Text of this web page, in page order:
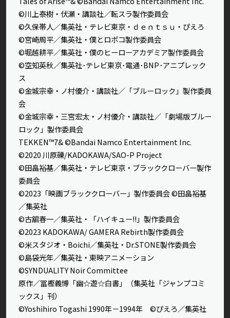
©川上泰樹・伏瀬・講談社／転スラ製作委員会
©久保帯人／集英社・テレビ東京・ｄｅｎｔｓｕ・ぴえろ
©宮崎周平／集英社・僕とロボコ製作委員会
©堀越耕平／集英社・僕のヒーローアカデミア製作委員会
©空知英秋／集英社･テレビ東京･電通･BNP･アニプレック
ス
©金城宗幸・ノ村優介・講談社／「ブルーロック」製作委員
会
©金城宗幸・三宮宏太・ノ村優介・講談社／「劇場版ブルー
ロック」製作委員会
TEKKEN™7& ©Bandai Namco Entertainment Inc.
©2020 川原礫/KADOKAWA/SAO-P Project
©田畠裕基／集英社・テレビ東京・ブラッククローバー製作
委員会
©2023「映画ブラッククローバー」製作委員会 ©田畠裕基
／集英社
©古舘春一／集英社・「ハイキュー!!」製作委員会
©2023 KADOKAWA/ GAMERA Rebirth製作委員会
©米スタジオ・Boichi／集英社・Dr.STONE製作委員会
©島袋光年／集英社・東映アニメーション
©SYNDUALITY Noir Committee
原作／冨樫義博「幽☆遊☆白書」（集英社「ジャンプコミ
ックス」刊）
©Yoshihiro Togashi 1990年－1994年 ©ぴえろ／集英社